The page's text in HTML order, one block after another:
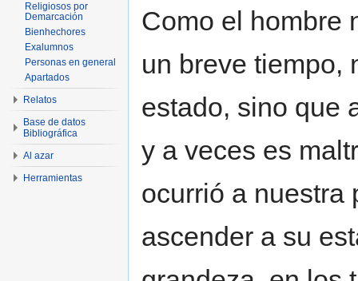
Como el hombre
un breve tiempo,
estado, sino que
y a veces es
ocurrió a nuestra
ascender a su
Religiosos por
Demarcación
Bienhechores
Exalumnos
Personas en general
Apartados
Relatos
Base de datos
Bibliográfica
Al azar
Herramientas